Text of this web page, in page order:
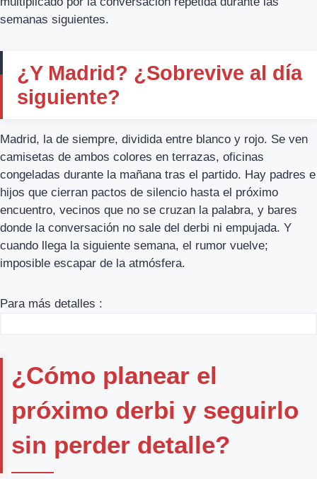
semanas siguientes.
¿Y Madrid? ¿Sobrevive al día
siguiente?
Madrid, la de siempre, dividida entre blanco y rojo. Se ven
camisetas de ambos colores en terrazas, oficinas
congeladas durante la mañana tras el partido. Hay padres e
hijos que cierran pactos de silencio hasta el próximo
encuentro, vecinos que no se cruzan la palabra, y bares
donde la conversación no sale del derbi ni empujada. Y
cuando llega la siguiente semana, el rumor vuelve;
imposible escapar de la atmósfera.
Para más detalles :
¿Cómo planear el
próximo derbi y seguirlo
sin perder detalle?